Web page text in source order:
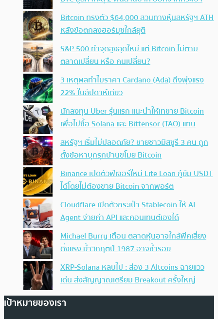
Bitcoin ทรงตัว $64,000 สวนทางหุ้นสหรัฐฯ ATH
หลังข้อตกลงฮอร์มุซใกล้ยุติ
S&P 500 ทำจุดสูงสุดใหม่ แต่ Bitcoin ไม่ตาม
ตลาดเปลี่ยน หรือ คนเปลี่ยน?
3 เหตุผลทำไมราคา Cardano (Ada) ถึงพุ่งแรง
22% ในสัปดาห์เดียว
นักลงทุน Uber รุ่นแรก แนะนำให้เทขาย Bitcoin
เพื่อไปซื้อ Solana และ Bittensor (TAO) แทน
สหรัฐฯ เริ่มไม่ปลอดภัย? ชายชาวมิสซูรี 3 คน ถูก
ตั้งข้อหาบุกรุกบ้านขโมย Bitcoin
Binance เปิดตัวฟีเจอร์ใหม่ Lite Loan กู้ยืม USDT
ได้โดยไม่ต้องขาย Bitcoin จากพอร์ต
Cloudflare เปิดตัวกระเป๋า Stablecoin ให้ AI
Agent จ่ายค่า API และคอนเทนต์เองได้
Michael Burry เตือน ตลาดหุ้นอาจใกล้พีคเสี่ยง
ดิ่งแรง ย้ำวิกฤตปี 1987 อาจซ้ำรอย
XRP-Solana หลบไป : ส่อง 3 Altcoins ฉายแวว
เด่น ส่งสัญญาณเตรียม Breakout ครั้งใหญ่
เป้าหมายของเรา